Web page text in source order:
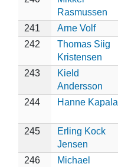
Rasmussen
241 Arne Volf
242
Thomas Siig
Kristensen
243
Kield
Andersson
244 Hanne Kapala
245
Erling Kock
Jensen
246
Michael